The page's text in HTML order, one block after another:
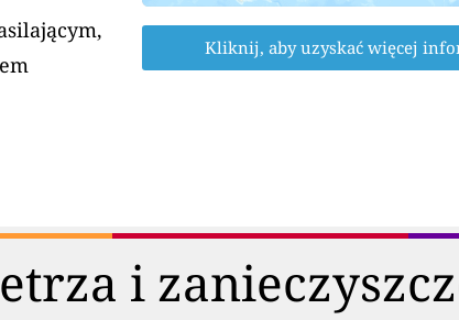
Kliknij, aby uzyskać więcej
i